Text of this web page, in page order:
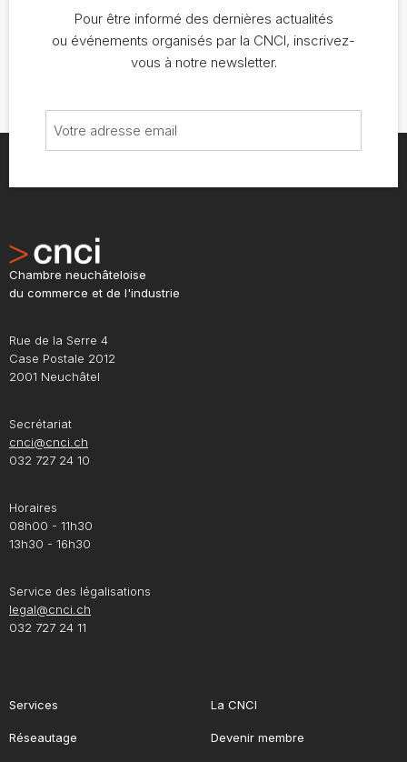
Pour être informé des dernières actualités
ou événements organisés par la CNCI, inscrivez-
vous à notre newsletter.
Chambre neuchâteloise
du commerce et de l'industrie
Rue de la Serre 4
Case Postale 2012
2001 Neuchâtel
Secrétariat
cnci@cnci.ch
032 727 24 10
Horaires
08h00 - 11h30
13h30 - 16h30
Service des légalisations
legal@cnci.ch
032 727 24 11
Services
Réseautage
La CNCI
Devenir membre